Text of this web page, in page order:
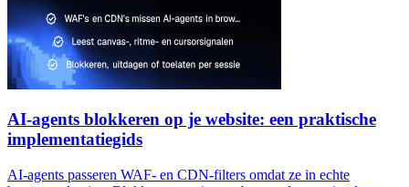
AI-agents blokkeren op je website: een praktische
implementatiegids
AI-agents passeren WAF- en CDN-filters omdat ze in echte